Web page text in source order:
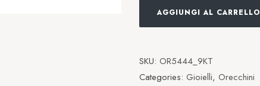
AGGIUNGI AL CARRELLO
SKU: OR5444_9KT
Categories: Gioielli, Orecchini